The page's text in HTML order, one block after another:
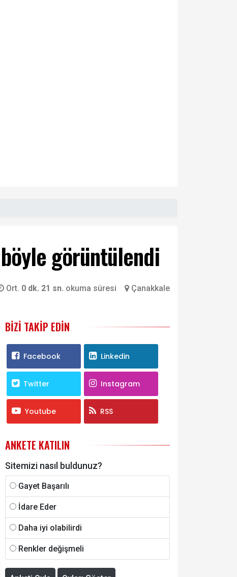
görüntülendi
Ort. 0 dk. 21 sn. okuma süresi Çanakkale
BIZI TAKIP EDIN
Facebook Linkedin
Twitter Instagram
Youtube RSS
ANKETE KATILIN
Sitemizi nasıl buldunuz?
Gayet Başarılı
İdare Eder
Daha iyi olabilirdi
Renkler değişmeli